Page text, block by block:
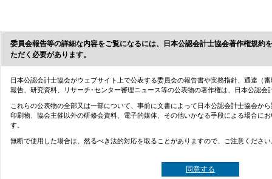
委員会報告等の詳細な内容をご覧になるには、日本公認会計士協会著作権規約
ただく必要があります。
日本公認会計士協会がウェブサイト上で公表する委員会の報告書や実務指針、通達（
報告、研究資料、リサーチ･センター審理ニュース等の公表物の著作権は、日本公認会
これらの公表物の全部又は一部について、事前に文書によって日本公認会計士協会か
印刷物、協会主催以外の研修会資料、電子的媒体、その他いかなる手段による場合に
す。
無断で使用した場合は、然るべき法的対応を取ることがありますので、ご注意ください
同意する